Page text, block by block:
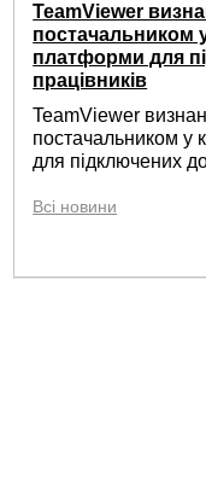
TeamViewer
постачальником
платформи для
працівників
TeamViewer
постачальником у
для підключених
Всі новини